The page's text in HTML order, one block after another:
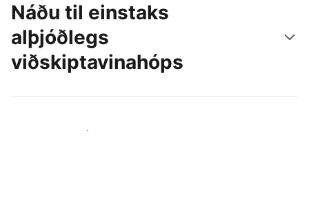
Náðu til einstaks
alþjóðlegs
viðskiptavinahóps
Náðu til nýrra gesta í dag